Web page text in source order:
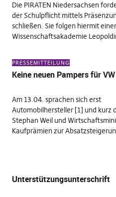
Die PIRATEN Niedersachsen
der Schulpflicht mittels
schließen. Sie folgen hiermit
Wissenschaftsakademie
PRESSEMITTEILUNG
Keine neuen Pampers für VW
Am 13.04. sprachen sich erst
Automobilhersteller [1] und kurz
Stephan Weil und
Kaufprämien zur
Unterstützungsunterschrift